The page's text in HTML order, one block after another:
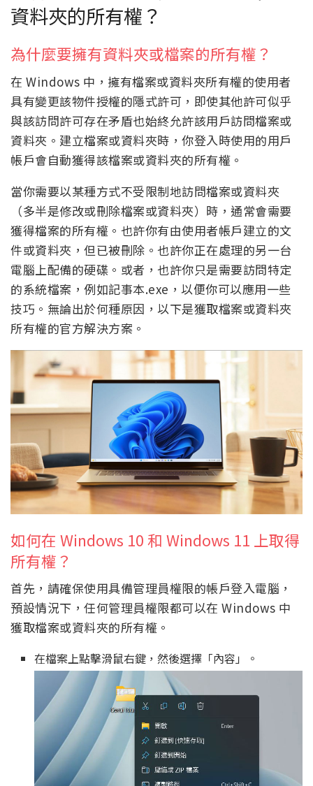
資料夾的所有權？
為什麼要擁有資料夾或檔案的所有權？
在 Windows 中，擁有檔案或資料夾所有權的使用者
具有變更該物件授權的隱式許可，即使其他許可似乎
與該訪問許可存在矛盾也始終允許該用戶訪問檔案或
資料夾。建立檔案或資料夾時，你登入時使用的用戶
帳戶會自動獲得該檔案或資料夾的所有權。
當你需要以某種方式不受限制地訪問檔案或資料夾
（多半是修改或刪除檔案或資料夾）時，通常會需要
獲得檔案的所有權。也許你有由使用者帳戶建立的文
件或資料夾，但已被刪除。也許你正在處理的另一台
電腦上配備的硬碟。或者，也許你只是需要訪問特定
的系統檔案，例如記事本.exe，以便你可以應用一些
技巧。無論出於何種原因，以下是獲取檔案或資料夾
所有權的官方解決方案。
如何在 Windows 10 和 Windows 11 上取得
所有權？
首先，請確保使用具備管理員權限的帳戶登入電腦，
預設情況下，任何管理員權限都可以在 Windows 中
獲取檔案或資料夾的所有權。
在檔案上點擊滑鼠右鍵，然後選擇「內容」。